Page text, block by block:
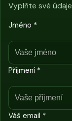
Vyplňte své
Jméno *
Příjmení *
Váš email *